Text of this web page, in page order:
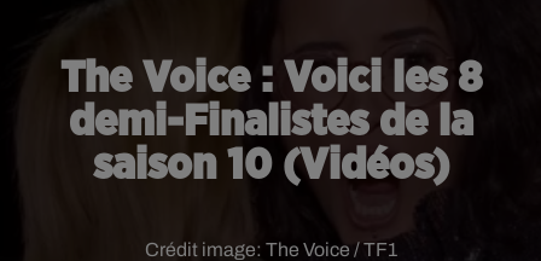
The Voice : Voici les 8
demi-Finalistes de la
saison 10 (Vidéos)
Crédit image: The Voice / TF1